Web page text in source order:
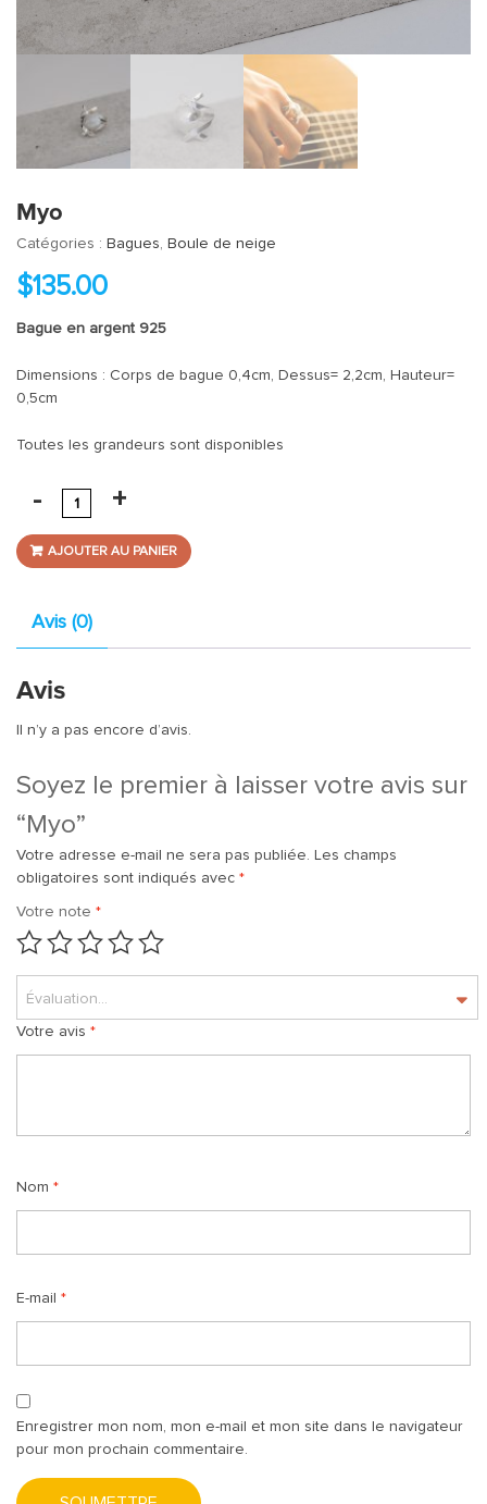
Myo
Catégories : Bagues, Boule de neige
$135.00
Bague en argent 925
Dimensions : Corps de bague 0,4cm, Dessus= 2,2cm, Hauteur=
0,5cm
Toutes les grandeurs sont disponibles
AJOUTER AU PANIER
Avis (0)
Avis
Il n’y a pas encore d’avis.
Soyez le premier à laisser votre avis sur
“Myo”
Votre adresse e-mail ne sera pas publiée. Les champs
obligatoires sont indiqués avec *
Votre note *
Évaluation...
Votre avis *
Nom *
E-mail *
Enregistrer mon nom, mon e-mail et mon site dans le navigateur
pour mon prochain commentaire.